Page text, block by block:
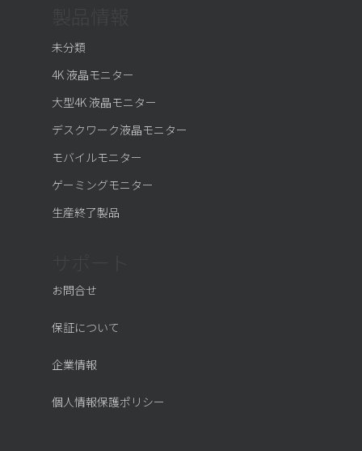
未分類
4K 液晶モニター
大型4K 液晶モニター
デスクワーク液晶モニター
モバイルモニター
ゲーミングモニター
生産終了製品
お問合せ
保証について
企業情報
個人情報保護ポリシー